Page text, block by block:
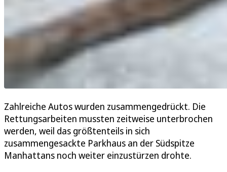
Zahlreiche Autos wurden zusammengedrückt. Die
Rettungsarbeiten mussten zeitweise unterbrochen
werden, weil das größtenteils in sich
zusammengesackte Parkhaus an der Südspitze
Manhattans noch weiter einzustürzen drohte.